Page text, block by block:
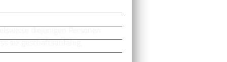
diejenigen Personen
sie geschäftsunfähig,